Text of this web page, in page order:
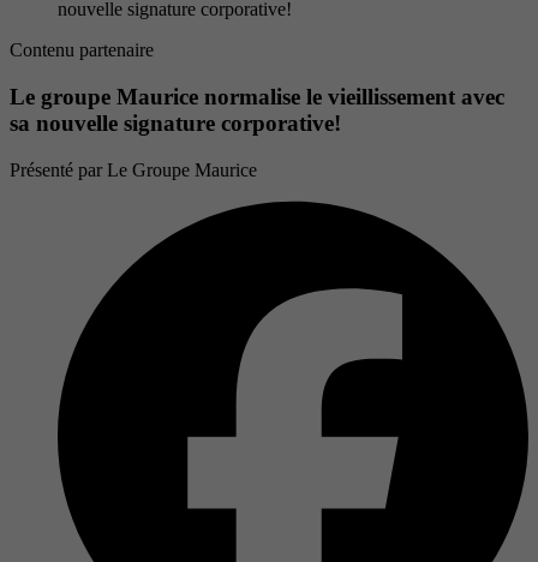
nouvelle signature corporative!
Contenu partenaire
Le groupe Maurice normalise le vieillissement avec
sa nouvelle signature corporative!
Présenté par Le Groupe Maurice